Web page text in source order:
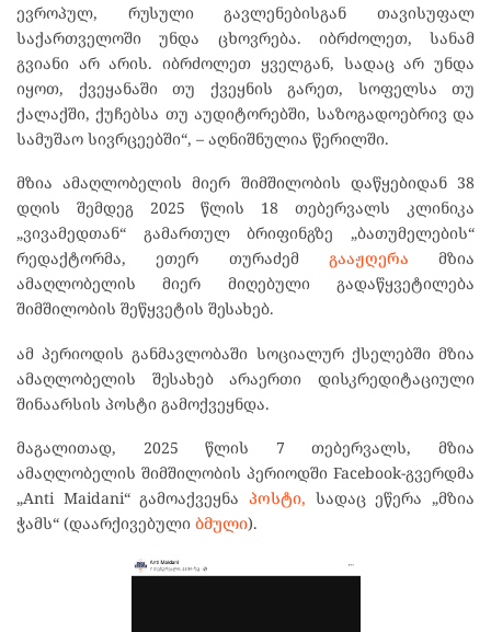
ევროპულ, რუსული გავლენებისგან თავისუფალ
საქართველოში უნდა ცხოვრება. იბრძოლეთ, სანამ
გვიანი არ არის. იბრძოლეთ ყველგან, სადაც არ უნდა
იყოთ, ქვეყანაში თუ ქვეყნის გარეთ, სოფელსა თუ
ქალაქში, ქუჩებსა თუ აუდიტორებში, საზოგადოებრივ და
სამუშაო სივრცეებში“, – აღნიშნულია წერილში.
მზია ამაღლობელის მიერ შიმშილობის დაწყებიდან 38
დღის შემდეგ 2025 წლის 18 თებერვალს კლინიკა
„ვივამედთან“ გამართულ ბრიფინგზე „ბათუმელების“
რედაქტორმა, ეთერ თურაძემ გააჟღერა მზია
ამაღლობელის მიერ მიღებული გადაწყვეტილება
შიმშილობის შეწყვეტის შესახებ.
ამ პერიოდის განმავლობაში სოციალურ ქსელებში მზია
ამაღლობელის შესახებ არაერთი დისკრედიტაციული
შინაარსის პოსტი გამოქვეყნდა.
მაგალითად, 2025 წლის 7 თებერვალს, მზია
ამაღლობელის შიმშილობის პერიოდში Facebook-გვერდმა
„Anti Maidani“ გამოაქვეყნა პოსტი, სადაც ეწერა „მზია
ჭამს“ (დაარქივებული ბმული).